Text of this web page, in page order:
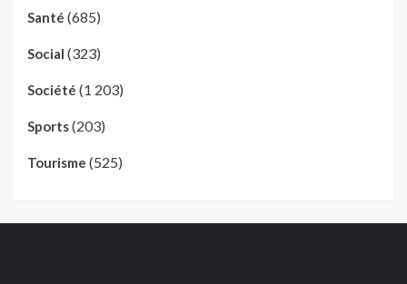
Santé (685)
Social (323)
Société (1 203)
Sports(203)
Tourisme (525)